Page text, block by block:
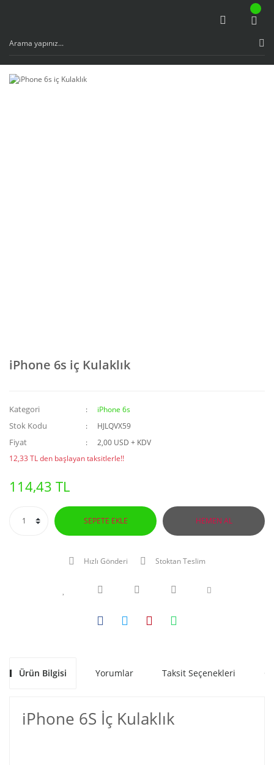
iPhone 6s iç Kulaklık
Kategori iPhone 6s
Stok Kodu HJLQVX59
Fiyat
2,00 USD + KDV
12,33 TL den başlayan taksitlerle!!
114,43 TL
SEPETE EKLE HEMEN AL
Hızlı Gönderi Stoktan Teslim
Ürün Bilgisi Yorumlar Taksit Seçenekleri
iPhone 6S İç Kulaklık